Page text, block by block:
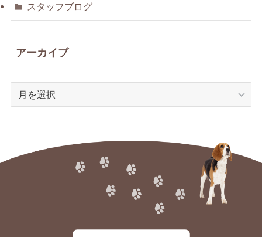
スタッフブログ
アーカイブ